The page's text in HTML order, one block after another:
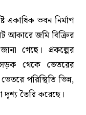
একাধিক ভবন নির্মাণ
আকারে জমি বিক্রির
গেছে। প্রকল্পের
থেকে ভেতরের
পরিস্থিতি ভিন্ন,
দৃশ্য তৈরি করেছে।